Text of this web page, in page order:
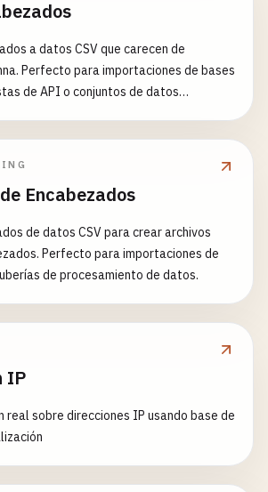
a datos CSV que carecen de
Perfecto para importaciones de bases
de API o conjuntos de datos
Encabezados
de datos CSV para crear archivos
Perfecto para importaciones de
de procesamiento de datos.
IP
real sobre direcciones IP usando base de